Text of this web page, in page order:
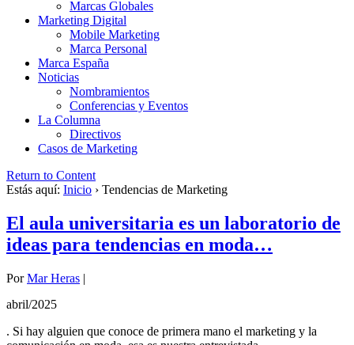
Marcas Globales
Marketing Digital
Mobile Marketing
Marca Personal
Marca España
Noticias
Nombramientos
Conferencias y Eventos
La Columna
Directivos
Casos de Marketing
Return to Content
Estás aquí: Inicio › Tendencias de Marketing
El aula universitaria es un laboratorio de
ideas para tendencias en moda…
PorMar Heras |
abril/2025
. Si hay alguien que conoce de primera mano el marketing y la